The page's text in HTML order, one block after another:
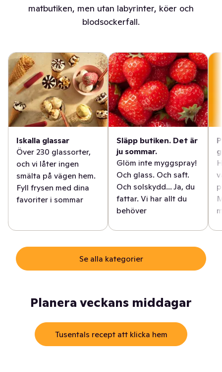
matbutiken, men utan labyrinter, köer och
blodsockerfall.
Iskalla glassar
Över 230 glassorter,
och vi låter ingen
smälta på vägen hem.
Fyll frysen med dina
favoriter i sommar
Släpp butiken. Det är
ju sommar.
Glöm inte myggspray!
Och glass. Och saft.
Och solskydd... Ja, du
fattar. Vi har allt du
behöver
Se alla kategorier
Planera veckans middagar
Tusentals recept att klicka hem